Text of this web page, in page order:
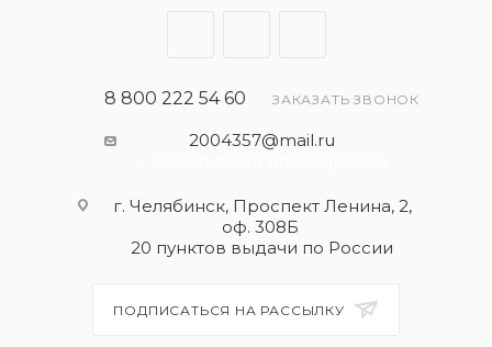
8 800 222 54 60 ЗАКАЗАТЬ ЗВОНОК
2004357@mail.ru
г. Челябинск, Проспект Ленина, 2,
оф. 308Б
20 пунктов выдачи по России
ПОДПИСАТЬСЯ НА РАССЫЛКУ